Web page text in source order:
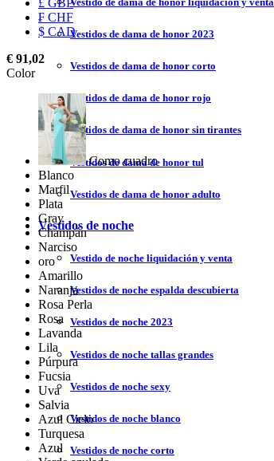
Vestidos de dama de honor 2023
Vestidos de dama de honor corto
Vestidos de dama de honor rojo
Vestidos de dama de honor sin tirantes
Vestidos de dama de honor tul
Vestidos de dama de honor adulto
Vestidos de noche
Vestido de noche liquidación y venta
Vestidos de noche espalda descubierta
Vestidos de noche 2023
Vestidos de noche tallas grandes
Vestidos de noche sexy
Vestidos de noche blanco
Vestidos de noche corto
£ GBP
₣ CHF
$ CAD
€ 91,02
Color
Como cuadro
Blanco
Marfil
Plata
Gray
Champán
Narciso
oro
Amarillo
Naranja
Rosa Perla
Rosa
Lavanda
Lila
Púrpura
Fucsia
Uva
Salvia
Azul Cielo
Turquesa
Azul